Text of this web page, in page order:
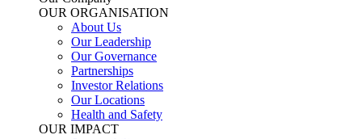
OUR ORGANISATION
About Us
Our Leadership
Our Governance
Partnerships
Investor Relations
Our Locations
Health and Safety
OUR IMPACT